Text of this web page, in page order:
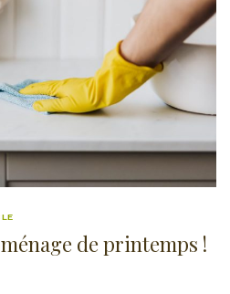
de printemps !